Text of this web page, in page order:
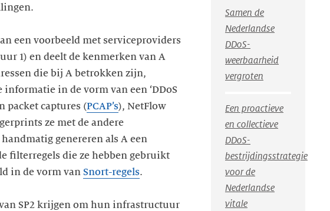
Samen de
Nederlandse
DDoS-
weerbaarheid
vergroten
Een proactieve
en collectieve
DDoS-
bestrijdingsstrategie
voor de
Nederlandse
vitale
een voorbeeld met serviceproviders
1) en deelt de kenmerken van A
die bij A betrokken zijn,
in de vorm van een ‘DDoS
packet captures (PCAP’s), NetFlow
ze met de andere
genereren als A een
filterregels die ze hebben gebruikt
in de vorm van Snort-regels.
SP2 krijgen om hun infrastructuur